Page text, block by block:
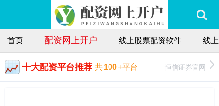
首页 配资网上开户 线上股票配资软件 线
十大配资平台推荐 共100+平台 恒信证券官网